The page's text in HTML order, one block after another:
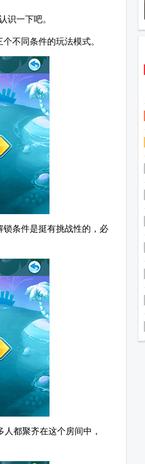
识一下吧。
不同条件的玩法模式。
条件是挺有挑战性的，必
都聚齐在这个房间中，